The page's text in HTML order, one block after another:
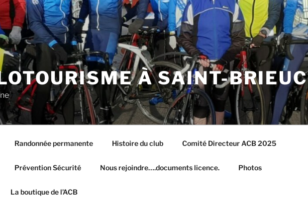
À SAINT-BRIEUC
Randonnée permanente Histoire du club Comité Directeur ACB 2025
Prévention Sécurité Nous rejoindre….documents licence. Photos
La boutique de l’ACB